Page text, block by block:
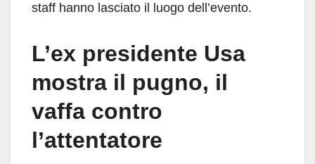
staff hanno lasciato il luogo dell’evento.
L’ex presidente Usa
mostra il pugno, il
vaffa contro
l’attentatore